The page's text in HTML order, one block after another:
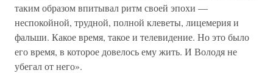
таким образом впитывал ритм своей эпохи —
неспокойной, трудной, полной клеветы, лицемерия и
фальши. Какое время, такое и телевидение. Но это было
его время, в которое довелось ему жить. И Володя не
убегал от него».